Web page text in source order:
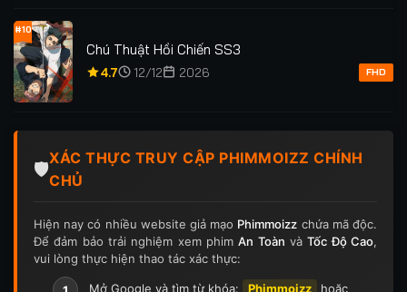
#10
Chú Thuật Hồi Chiến SS3
4.7 12/12 2026 FHD
🛡️
XÁC THỰC TRUY CẬP PHIMMOIZZ CHÍNH
CHỦ
Hiện nay có nhiều website giả mạo Phimmoizz chứa mã độc.
Để đảm bảo trải nghiệm xem phimAn Toàn vàTốc Độ Cao,
vui lòng thực hiện thao tác xác thực:
Mở Google và tìm từ khóa: Phimmoizz
hoặc